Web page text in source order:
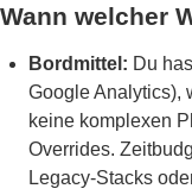
Wann welcher
Bordmittel: Du
Google Analytics),
keine komplexen
Overrides.
Legacy-Stacks